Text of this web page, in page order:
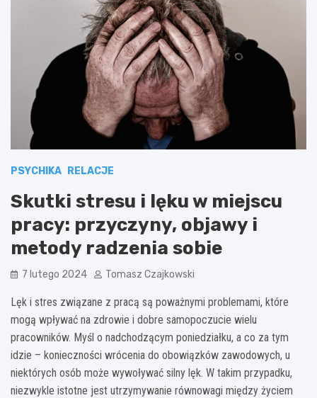
PSYCHIKA RELACJE
Skutki stresu i lęku w miejscu
pracy: przyczyny, objawy i
metody radzenia sobie
7 lutego 2024 Tomasz Czajkowski
Lęk i stres związane z pracą są poważnymi problemami, które
mogą wpływać na zdrowie i dobre samopoczucie wielu
pracowników. Myśl o nadchodzącym poniedziałku, a co za tym
idzie – konieczności wrócenia do obowiązków zawodowych, u
niektórych osób może wywoływać silny lęk. W takim przypadku,
niezwykle istotne jest utrzymywanie równowagi między życiem